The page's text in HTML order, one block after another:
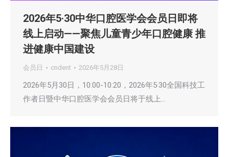
2026年5·30中华口腔医学会会员日即将
线上启动——聚焦儿童青少年口腔健康 推
进健康中国建设
会员日 cndent 2026年5月28日
2026年5月30日，10:00-10:20，2026年5·30全国科技工
作者日暨中华口腔医学会会员日将于线上…